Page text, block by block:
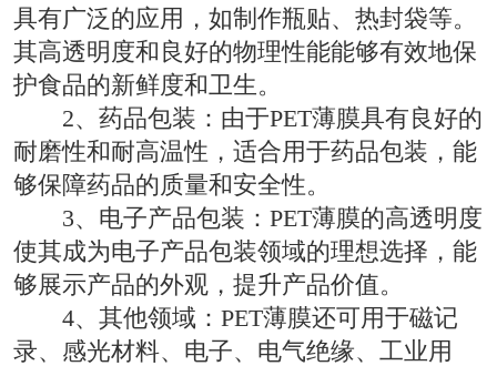
具有广泛的应用，如制作瓶贴、热封袋等。
其高透明度和良好的物理性能能够有效地保
护食品的新鲜度和卫生。
2、药品包装：由于PET薄膜具有良好的
耐磨性和耐高温性，适合用于药品包装，能
够保障药品的质量和安全性。
3、电子产品包装：PET薄膜的高透明度
使其成为电子产品包装领域的理想选择，能
够展示产品的外观，提升产品价值。
4、其他领域：PET薄膜还可用于磁记
录、感光材料、电子、电气绝缘、工业用